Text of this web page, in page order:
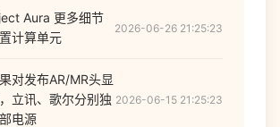
Aura 更多细节
计算单元
2026-06-26 21:25:23
对发布AR/MR头显
立讯、歌尔分别独
电源
2026-06-15 21:25:23